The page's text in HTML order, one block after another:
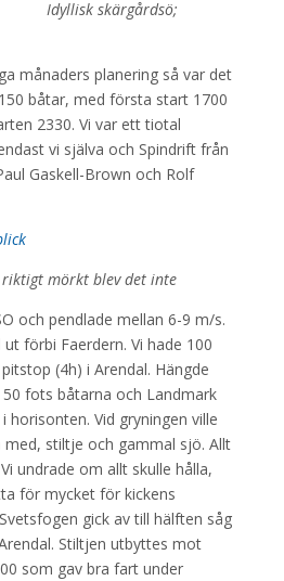
månaders planering så var det
båtar, med första start 1700
2330. Vi var ett tiotal
vi själva och Spindrift från
Gaskell-Brown och Rolf
mörkt blev det inte
och pendlade mellan 6-9 m/s.
förbi Faerdern. Vi hade 100
(4h) i Arendal. Hängde
fots båtarna och Landmark
horisonten. Vid gryningen ville
stiltje och gammal sjö. Allt
undrade om allt skulle hålla,
för mycket för kickens
gick av till hälften såg
Stiltjen utbyttes mot
som gav bra fart under